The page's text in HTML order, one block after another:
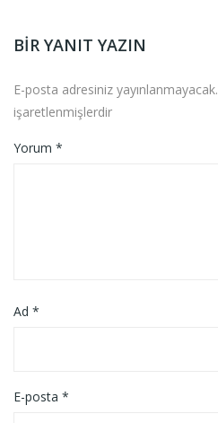
BIR YANIT YAZIN
E-posta adresiniz yayınlanmayacak.
işaretlenmişlerdir
Yorum *
Ad *
E-posta *